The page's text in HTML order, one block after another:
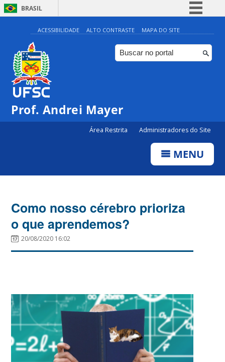
BRASIL
Simplifique!
Comunica BR
Participe
ACESSIBILIDADE ALTO CONTRASTE MAPA DO SITE
Prof. Andrei Mayer
Área Restrita Administradores do Site
MENU
Como nosso cérebro prioriza
o que aprendemos?
20/08/2020 16:02